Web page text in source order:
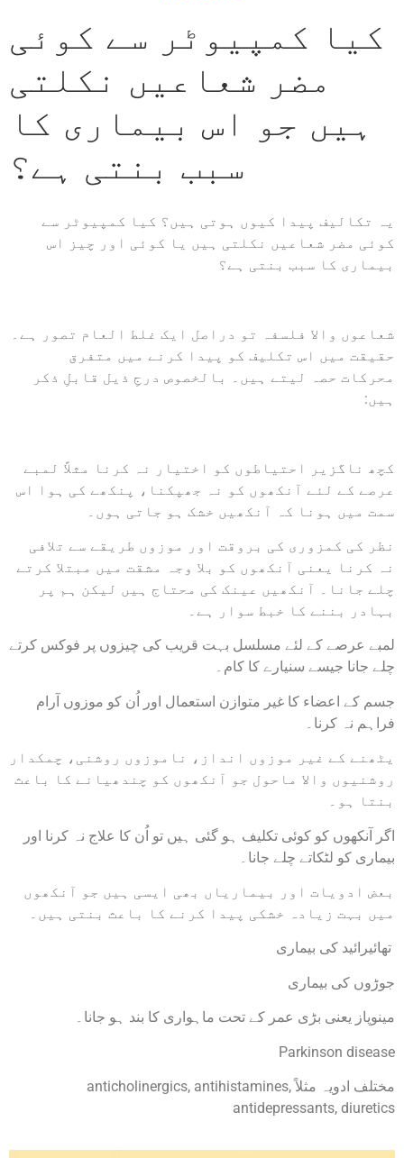
کیا کمپیوٹر سے کوئی
مضر شعاعیں نکلتی
ہیں جو اس بیماری کا
سبب بنتی ہے؟
یہ تکالیف پیدا کیوں ہوتی ہیں؟ کیا کمپیوٹر سے
کوئی مضر شعاعیں نکلتی ہیں یا کوئی اور چیز اس
بیماری کا سبب بنتی ہے؟
شعاعوں والا فلسفہ تو دراصل ایک غلط العام تصور ہے۔
حقیقت میں اس تکلیف کو پیدا کرنے میں متفرق
محرکات حصہ لیتے ہیں۔ بالخصوص درجِ ذیل قابلِ ذکر
ہیں:
کچھ ناگزیر احتیاطوں کو اختیار نہ کرنا مثلاً لمبے
عرصے کے لئے آنکھوں کو نہ جھپکنا، پنکھے کی ہوا اس
سمت میں ہونا کہ آنکھیں خشک ہو جاتی ہوں۔
نظر کی کمزوری کی بروقت اور موزوں طریقے سے تلافی
نہ کرنا یعنی آنکھوں کو بلا وجہ مشقت میں مبتلا کرتے
چلے جانا۔ آنکھیں عینک کی محتاج ہیں لیکن ہم پر
بہادر بننے کا خبط سوار ہے۔
لمبے عرصے کے لئے مسلسل بہت قریب کی چیزوں پر فوکس کرتے
چلے جانا جیسے سنیارے کا کام۔
جسم کے اعضاء کا غیر متوازن استعمال اور اُن کو موزوں آرام
فراہم نہ کرنا۔
یٹھنے کے غیر موزوں انداز، ناموزوں روشنی، چمکدار
روشنیوں والا ماحول جو آنکھوں کو چندھیانے کا باعث
بنتا ہو۔
اگر آنکھوں کو کوئی تکلیف ہو گئی ہیں تو اُن کا علاج نہ کرنا اور
بیماری کو لٹکاتے چلے جانا۔
بعض ادویات اور بیماریاں بھی ایسی ہیں جو آنکھوں
میں بہت زیادہ خشکی پیدا کرنے کا باعث بنتی ہیں۔
تھائیرائید کی بیماری
جوڑوں کی بیماری
مینوپاز یعنی بڑی عمر کے تحت ماہواری کا بند ہو جانا۔
Parkinson disease
مختلف ادویہ مثلاً anticholinergics, antihistamines,
antidepressants, diuretics